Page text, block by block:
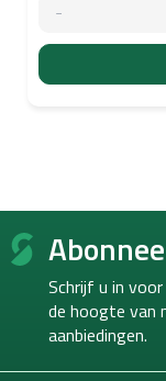
F
Schrijf u in
de hoogte van
aanbiedingen.